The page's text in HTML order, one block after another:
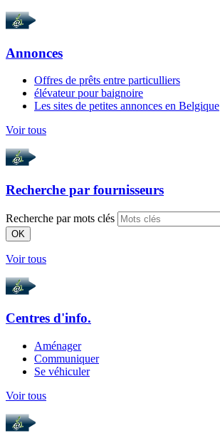
Annonces
Offres de prêts entre particulliers
élévateur pour baignoire
Les sites de petites annonces en Belgique
Voir tous
Recherche par fournisseurs
Recherche par mots clés
OK
Voir tous
Centres d'info.
Aménager
Communiquer
Se véhiculer
Voir tous